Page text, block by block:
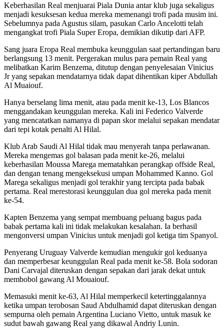
Keberhasilan Real menjuarai Piala Dunia antar klub juga sekaligus
menjadi kesuksesan kedua mereka memenangi trofi pada musim ini.
Sebelumnya pada Agustus silam, pasukan Carlo Ancelotti telah
mengangkat trofi Piala Super Eropa, demikian dikutip dari AFP.
Sang juara Eropa Real membuka keunggulan saat pertandingan baru
berlangsung 13 menit. Pergerakan mulus para pemain Real yang
melibatkan Karim Benzema, ditutup dengan penyelesaian Vinicius
Jr yang sepakan mendatarnya tidak dapat dihentikan kiper Abdullah
Al Muaiouf.
Hanya berselang lima menit, atau pada menit ke-13, Los Blancos
menggandakan keunggulan mereka. Kali ini Federico Valverde
yang mencatatkan namanya di papan skor melalui sepakan mendatar
dari tepi kotak penalti Al Hilal.
Klub Arab Saudi Al Hilal tidak mau menyerah tanpa perlawanan.
Mereka mengemas gol balasan pada menit ke-26, melalui
keberhasilan Moussa Marega mematahkan perangkap offside Real,
dan dengan tenang mengeksekusi umpan Mohammed Kanno. Gol
Marega sekaligus menjadi gol terakhir yang tercipta pada babak
pertama. Real merestorasi keunggulan dua gol mereka pada menit
ke-54.
Kapten Benzema yang sempat membuang peluang bagus pada
babak pertama kali ini tidak melakukan kesalahan. Ia berhasil
mengonversi umpan Vinicius untuk menjadi gol ketiga tim Spanyol.
Penyerang Uruguay Valverde kemudian mengukir gol keduanya
dan memperbesar keunggulan Real pada menit ke-58. Bola sodoran
Dani Carvajal diteruskan dengan sepakan dari jarak dekat untuk
membobol gawang Al Mouaiouf.
Memasuki menit ke-63, Al Hilal memperkecil ketertinggalannya
ketika umpan terobosan Saud Abdulhamid dapat diteruskan dengan
sempurna oleh pemain Argentina Luciano Vietto, untuk masuk ke
sudut bawah gawang Real yang dikawal Andriy Lunin.